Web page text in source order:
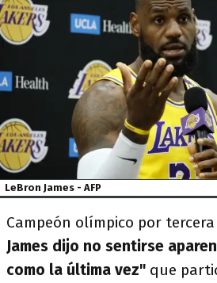
LeBron James - AFP
Campeón olímpico por tercera
James dijo no sentirse
como la última vez" que